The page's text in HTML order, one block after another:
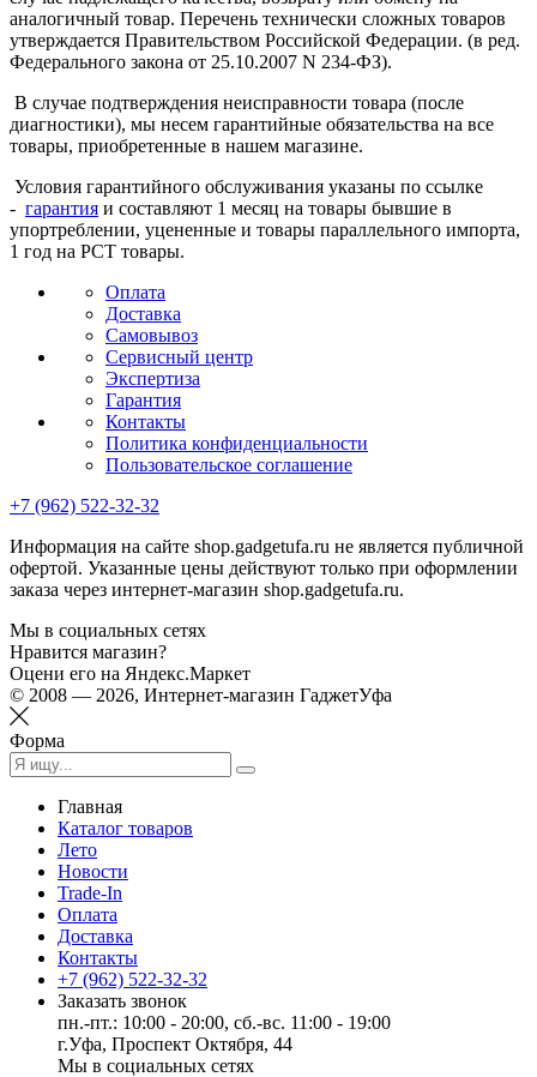
аналогичный товар. Перечень технически сложных товаров
утверждается Правительством Российской Федерации. (в ред.
Федерального закона от 25.10.2007 N 234-ФЗ).
В случае подтверждения неисправности товара (после
диагностики), мы несем гарантийные обязательства на все
товары, приобретенные в нашем магазине.
Условия гарантийного обслуживания указаны по ссылке
- гарантия и составляют 1 месяц на товары бывшие в
упортреблении, уцененные и товары параллельного импорта,
1 год на РСТ товары.
Оплата
Доставка
Самовывоз
Сервисный центр
Экспертиза
Гарантия
Контакты
Политика конфиденциальности
Пользовательское соглашение
+7 (962) 522-32-32
Информация на сайте shop.gadgetufa.ru не является публичной
офертой. Указанные цены действуют только при оформлении
заказа через интернет-магазин shop.gadgetufa.ru.
Мы в социальных сетях
Нравится магазин?
Оцени его на Яндекс.Маркет
© 2008 — 2026, Интернет-магазин ГаджетУфа
Форма
Главная
Каталог товаров
Лето
Новости
Trade-In
Оплата
Доставка
Контакты
+7 (962) 522-32-32
Заказать звонок
пн.-пт.: 10:00 - 20:00, сб.-вс. 11:00 - 19:00
г.Уфа, Проспект Октября, 44
Мы в социальных сетях